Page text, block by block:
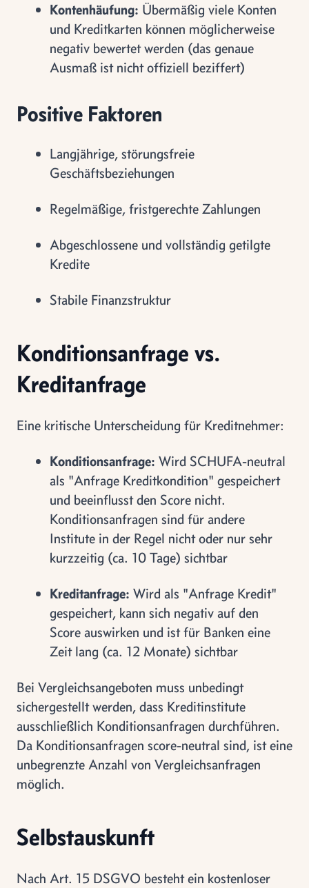
Kontenhäufung: Übermäßig viele Konten
und Kreditkarten können möglicherweise
negativ bewertet werden (das genaue
Ausmaß ist nicht offiziell beziffert)
Positive Faktoren
Langjährige, störungsfreie
Geschäftsbeziehungen
Regelmäßige, fristgerechte Zahlungen
Abgeschlossene und vollständig getilgte
Kredite
Stabile Finanzstruktur
Konditionsanfrage vs.
Kreditanfrage
Eine kritische Unterscheidung für Kreditnehmer:
Konditionsanfrage: Wird SCHUFA-neutral
als "Anfrage Kreditkondition" gespeichert
und beeinflusst den Score nicht.
Konditionsanfragen sind für andere
Institute in der Regel nicht oder nur sehr
kurzzeitig (ca. 10 Tage) sichtbar
Kreditanfrage: Wird als "Anfrage Kredit"
gespeichert, kann sich negativ auf den
Score auswirken und ist für Banken eine
Zeit lang (ca. 12 Monate) sichtbar
Bei Vergleichsangeboten muss unbedingt
sichergestellt werden, dass Kreditinstitute
ausschließlich Konditionsanfragen durchführen.
Da Konditionsanfragen score-neutral sind, ist eine
unbegrenzte Anzahl von Vergleichsanfragen
möglich.
Selbstauskunft
Nach Art. 15 DSGVO besteht ein kostenloser